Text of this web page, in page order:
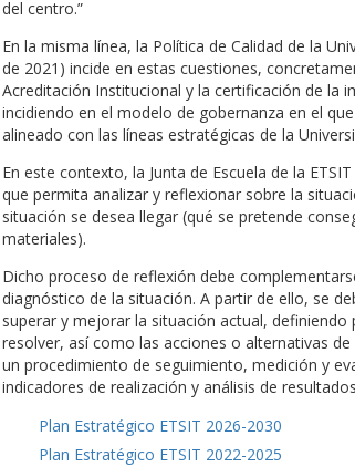
del centro.”
En la misma línea, la Política de Calidad de la
de 2021) incide en estas cuestiones,
Acreditación Institucional y la certificación de la
incidiendo en el modelo de gobernanza en el
alineado con las líneas estratégicas de la
En este contexto, la Junta de Escuela de la
que permita analizar y reflexionar sobre la
situación se desea llegar (qué se pretende
materiales).
Dicho proceso de reflexión debe
diagnóstico de la situación. A partir de ello, se
superar y mejorar la situación actual,
resolver, así como las acciones o alternativas
un procedimiento de seguimiento, medición y
indicadores de realización y análisis de
Plan Estratégico ETSIT 2026-2030
Plan Estratégico ETSIT 2022-2025